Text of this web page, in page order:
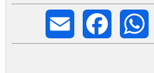
Email
Facebook